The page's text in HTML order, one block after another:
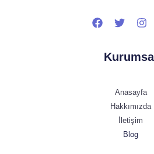
Kurumsal
Anasayfa
Hakkımızda
İletişim
Blog